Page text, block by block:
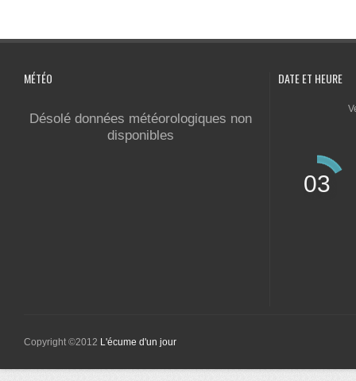
MÉTÉO
Désolé données météorologiques non
disponibles
DATE ET HEURE
03
Copyright ©2012 L'écume d'un jour